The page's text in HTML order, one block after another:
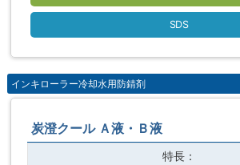
SDS
インキローラー冷却水用防錆剤
炭澄クール Ａ液・Ｂ液
特長：